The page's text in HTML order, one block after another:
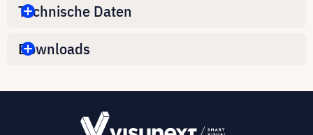
Technische Daten
Downloads